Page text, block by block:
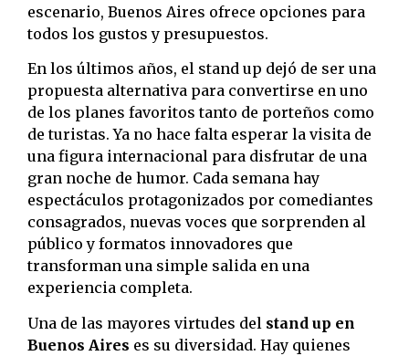
escenario, Buenos Aires ofrece opciones para
todos los gustos y presupuestos.
En los últimos años, el stand up dejó de ser una
propuesta alternativa para convertirse en uno
de los planes favoritos tanto de porteños como
de turistas. Ya no hace falta esperar la visita de
una figura internacional para disfrutar de una
gran noche de humor. Cada semana hay
espectáculos protagonizados por comediantes
consagrados, nuevas voces que sorprenden al
público y formatos innovadores que
transforman una simple salida en una
experiencia completa.
Una de las mayores virtudes del stand up en
Buenos Aires es su diversidad. Hay quienes